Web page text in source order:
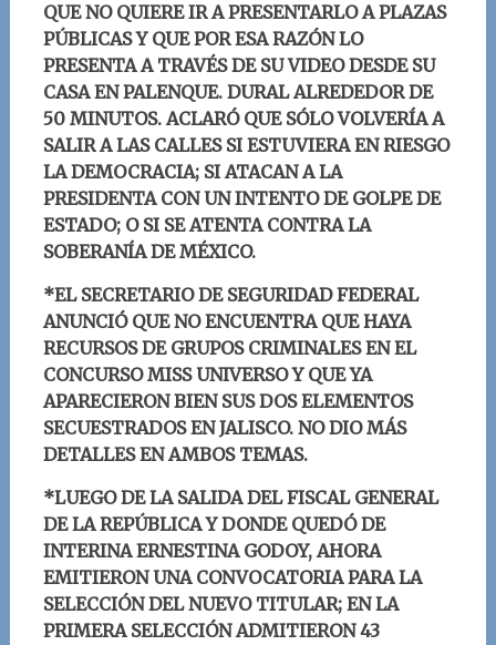
QUE NO QUIERE IR A PRESENTARLO A PLAZAS
PÚBLICAS Y QUE POR ESA RAZÓN LO
PRESENTA A TRAVÉS DE SU VIDEO DESDE SU
CASA EN PALENQUE. DURAL ALREDEDOR DE
50 MINUTOS. ACLARÓ QUE SÓLO VOLVERÍA A
SALIR A LAS CALLES SI ESTUVIERA EN RIESGO
LA DEMOCRACIA; SI ATACAN A LA
PRESIDENTA CON UN INTENTO DE GOLPE DE
ESTADO; O SI SE ATENTA CONTRA LA
SOBERANÍA DE MÉXICO.
*EL SECRETARIO DE SEGURIDAD FEDERAL
ANUNCIÓ QUE NO ENCUENTRA QUE HAYA
RECURSOS DE GRUPOS CRIMINALES EN EL
CONCURSO MISS UNIVERSO Y QUE YA
APARECIERON BIEN SUS DOS ELEMENTOS
SECUESTRADOS EN JALISCO. NO DIO MÁS
DETALLES EN AMBOS TEMAS.
*LUEGO DE LA SALIDA DEL FISCAL GENERAL
DE LA REPÚBLICA Y DONDE QUEDÓ DE
INTERINA ERNESTINA GODOY, AHORA
EMITIERON UNA CONVOCATORIA PARA LA
SELECCIÓN DEL NUEVO TITULAR; EN LA
PRIMERA SELECCIÓN ADMITIERON 43